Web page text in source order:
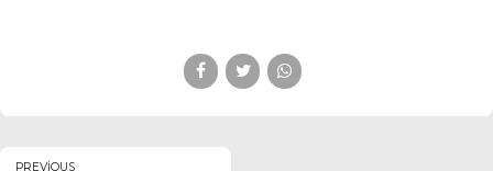
PREVIOUS